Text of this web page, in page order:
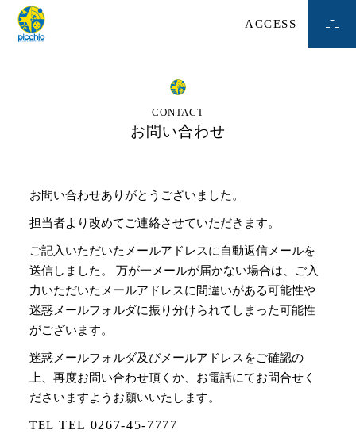
ACCESS
CONTACT
お問い合わせ
お問い合わせありがとうございました。
担当者より改めてご連絡させていただきます。
ご記入いただいたメールアドレスに自動返信メールを
送信しました。
万が一メールが届かない場合は、 ご入
力いただいたメールアドレスに間違いがある可能性や
迷惑メールフォルダに振り分けられてしまった可能性
がございます。
迷惑メールフォルダ及びメールアドレスをご確認の
上、再度お問い合わせ頂くか、 お電話にてお問合せく
ださいますようお願いいたします。
0267-45-7777